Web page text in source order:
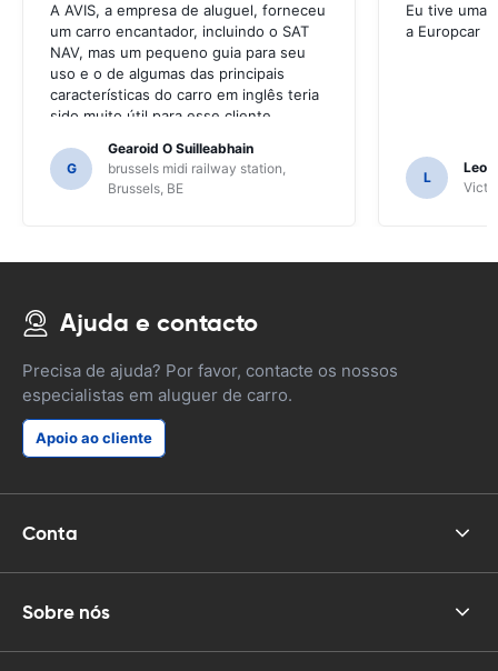
A AVIS, a empresa de aluguel, forneceu
um carro encantador, incluindo o SAT
NAV, mas um pequeno guia para seu
uso e o de algumas das principais
características do carro em inglês teria
sido muito útil para esse cliente.
para orientação e apenas para isso,
talvez não tenhamos descoberto as
funções do SAT NAV.
G
Gearoid O Suilleabhain
brussels midi railway station,
Brussels, BE
Eu tive uma
a Europcar
L
Ajuda e contacto
Precisa de ajuda? Por favor, contacte os nossos
especialistas em aluguer de carro.
Apoio ao cliente
Conta
Sobre nós